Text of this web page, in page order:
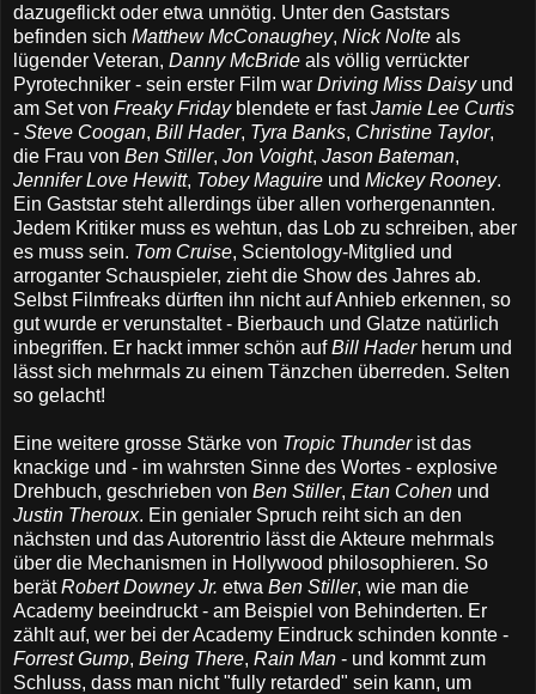
dazugeflickt oder etwa unnötig. Unter den Gaststars
befinden sich Matthew McConaughey, Nick Nolte als
lügender Veteran, Danny McBride als völlig verrückter
Pyrotechniker - sein erster Film war Driving Miss Daisyund
am Set von Freaky Fridayblendete er fastJamie Lee Curtis
- Steve Coogan, Bill Hader, Tyra Banks, Christine Taylor,
die Frau von Ben Stiller, Jon Voight, Jason Bateman,
Jennifer Love Hewitt, Tobey Maguire und Mickey Rooney.
Ein Gaststar steht allerdings über allen vorhergenannten.
Jedem Kritiker muss es wehtun, das Lob zu schreiben, aber
es muss sein. Tom Cruise, Scientology-Mitglied und
arroganter Schauspieler, zieht die Show des Jahres ab.
Selbst Filmfreaks dürften ihn nicht auf Anhieb erkennen, so
gut wurde er verunstaltet - Bierbauch und Glatze natürlich
inbegriffen. Er hackt immer schön aufBill Haderherum und
lässt sich mehrmals zu einem Tänzchen überreden. Selten
so gelacht!
Eine weitere grosse Stärke von Tropic Thunderist das
knackige und - im wahrsten Sinne des Wortes - explosive
Drehbuch, geschrieben von Ben Stiller, Etan Cohen und
Justin Theroux. Ein genialer Spruch reiht sich an den
nächsten und das Autorentrio lässt die Akteure mehrmals
über die Mechanismen in Hollywood philosophieren. So
berätRobert Downey Jr. etwa Ben Stiller, wie man die
Academy beeindruckt - am Beispiel von Behinderten. Er
zählt auf, wer bei der Academy Eindruck schinden konnte -
Forrest Gump, Being There, Rain Man - und kommt zum
Schluss, dass man nicht "fully retarded" sein kann, um